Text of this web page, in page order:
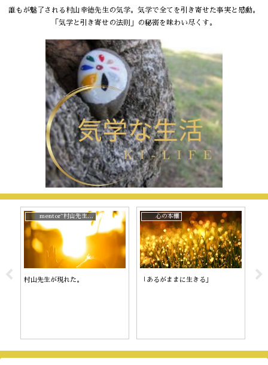
誰もが魅了される村山幸徳先生の気学。気学で全てを引き寄せた事実と感動。
「気学と引き寄せの法則」の秘密を味わい尽くす。
mentor~村山先生と。
村山先生が現れた。
心の本棚
「あるがままに生きる」 陰